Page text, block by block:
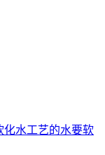
化水工艺的水要软